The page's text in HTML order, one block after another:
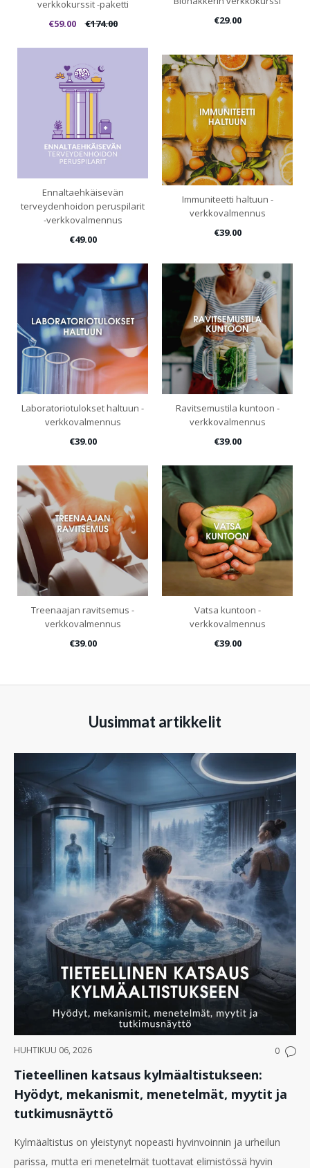
verkkokurssit -paketti
€59.00
€174.00
€29.00
Ennaltaehkäisevän
terveydenhoidon peruspilarit
-verkkovalmennus
€49.00
Immuniteetti haltuun -
verkkovalmennus
€39.00
Laboratoriotulokset haltuun -
verkkovalmennus
€39.00
Ravitsemustila kuntoon -
verkkovalmennus
€39.00
Treenaajan ravitsemus -
verkkovalmennus
€39.00
Vatsa kuntoon -
verkkovalmennus
€39.00
Uusimmat artikkelit
HUHTIKUU 06, 2026 0
Tieteellinen katsaus kylmäaltistukseen:
Hyödyt, mekanismit, menetelmät, myytit ja
tutkimusnäyttö
Kylmäaltistus on yleistynyt nopeasti hyvinvoinnin ja urheilun
parissa, mutta eri menetelmät tuottavat elimistössä hyvin